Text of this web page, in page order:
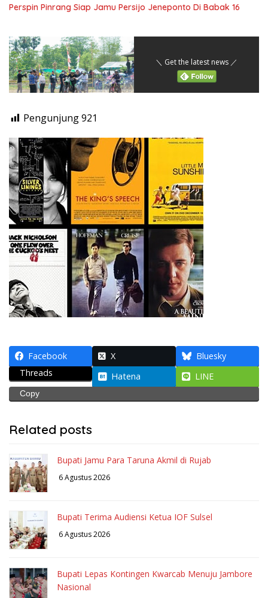
Perspin Pinrang Siap Jamu Persijo Jeneponto Di Babak 16
＼ Get the latest news ／
Pengunjung921
Facebook X
Bluesky
Threads
Hatena LINE
Copy
Related posts
Bupati Jamu Para Taruna Akmil di Rujab
6 Agustus 2026
Bupati Terima Audiensi Ketua IOF Sulsel
6 Agustus 2026
Bupati Lepas Kontingen Kwarcab Menuju Jambore
Nasional